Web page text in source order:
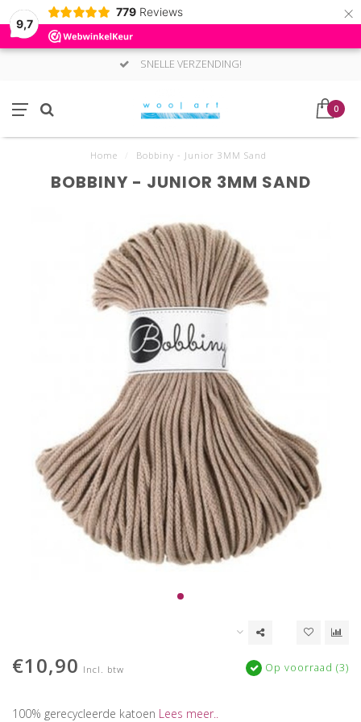
9,7
779 Reviews ×
SNELLE VERZENDING!
0
Home Bobbiny - Junior 3MM Sand
BOBBINY - JUNIOR 3MM SAND
€10,90 Incl. btw Op voorraad (3)
100% gerecycleerde katoen Lees meer..